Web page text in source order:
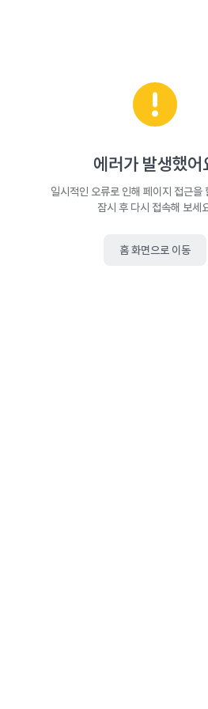
에러가 발생했어
일시적인 오류로 인해 페이지 접근을
잠시 후 다시 접속해 보세
홈 화면으로 이동